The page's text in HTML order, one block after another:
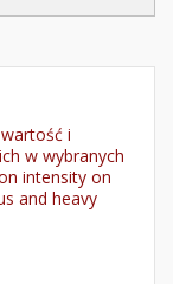
i
w wybranych
intensity on
and heavy